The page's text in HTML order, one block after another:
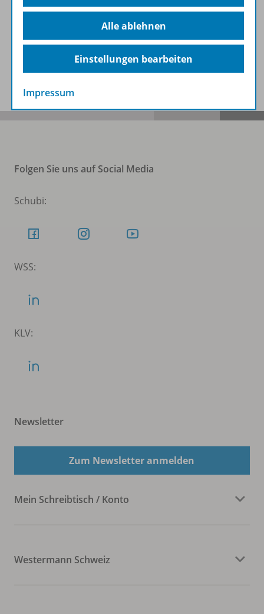
Benachrichtigungs-Service
Folgen Sie uns auf Social Media
Schubi:
WSS:
KLV:
Newsletter
Zum Newsletter anmelden
Mein Schreibtisch / Konto
Westermann Schweiz
Alle ablehnen
Einstellungen bearbeiten
Impressum